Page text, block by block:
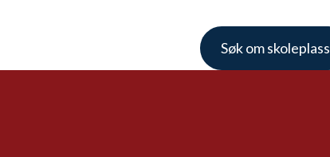
Søk om skoleplass